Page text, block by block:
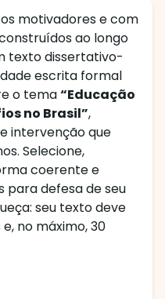
motivadores e com
ao longo
texto dissertativo-
escrita formal
o tema“Educação
no Brasil”,
intervenção que
Selecione,
coerente e
para defesa de seu
seu texto deve
no máximo, 30